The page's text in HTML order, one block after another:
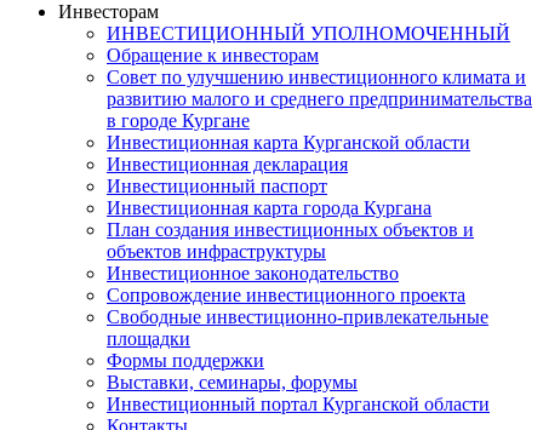
Инвесторам
ИНВЕСТИЦИОННЫЙ УПОЛНОМОЧЕННЫЙ
Обращение к инвесторам
Совет по улучшению инвестиционного климата и
развитию малого и среднего предпринимательства
в городе Кургане
Инвестиционная карта Курганской области
Инвестиционная декларация
Инвестиционный паспорт
Инвестиционная карта города Кургана
План создания инвестиционных объектов и
объектов инфраструктуры
Инвестиционное законодательство
Сопровождение инвестиционного проекта
Свободные инвестиционно-привлекательные
площадки
Формы поддержки
Выставки, семинары, форумы
Инвестиционный портал Курганской области